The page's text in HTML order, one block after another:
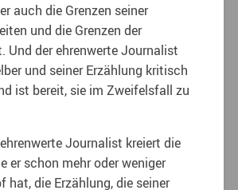
auch die Grenzen seiner
und die Grenzen der
Und der ehrenwerte Journalist
und seiner Erzählung kritisch
ist bereit, sie im Zweifelsfall zu
Journalist kreiert die
er schon mehr oder weniger
hat, die Erzählung, die seiner